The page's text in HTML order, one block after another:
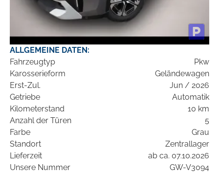
ALLGEMEINE DATEN:
Fahrzeugtyp
Pkw
Karosserieform
Geländewagen
Erst-Zul.
Jun / 2026
Getriebe
Automatik
Kilometerstand
10 km
Anzahl der Türen
5
Farbe
Grau
Standort
Zentrallager
Lieferzeit
ab ca. 07.10.2026
Unsere Nummer
GW-V3094